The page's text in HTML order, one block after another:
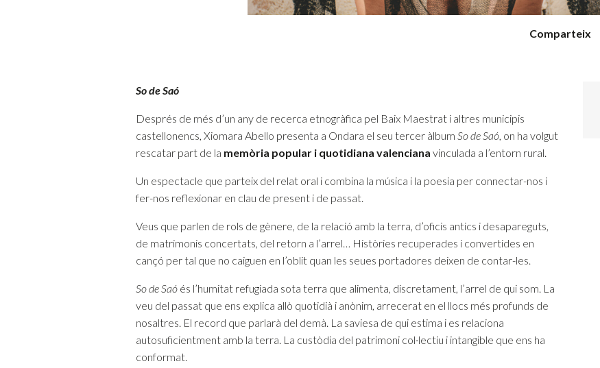
Comparteix
So de Saó
Després de més d’un any de recerca etnogràfica pel Baix Maestrat i altres municipis
castellonencs, Xiomara Abello presenta a Ondara el seu tercer àlbum So de Saó, on ha volgut
rescatar part de la memòria popular i quotidiana valenciana vinculada a l’entorn rural.
Un espectacle que parteix del relat oral i combina la música i la poesia per connectar-nos i
fer-nos reflexionar en clau de present i de passat.
Veus que parlen de rols de gènere, de la relació amb la terra, d’oficis antics i desapareguts,
de matrimonis concertats, del retorn a l’arrel… Històries recuperades i convertides en
cançó per tal que no caiguen en l’oblit quan les seues portadores deixen de contar-les.
So de Saó és l’humitat refugiada sota terra que alimenta, discretament, l’arrel de qui som. La
veu del passat que ens explica allò quotidià i anònim, arrecerat en el llocs més profunds de
nosaltres. El record que parlarà del demà. La saviesa de qui estima i es relaciona
autosuficientment amb la terra. La custòdia del patrimoni col·lectiu i intangible que ens ha
conformat.